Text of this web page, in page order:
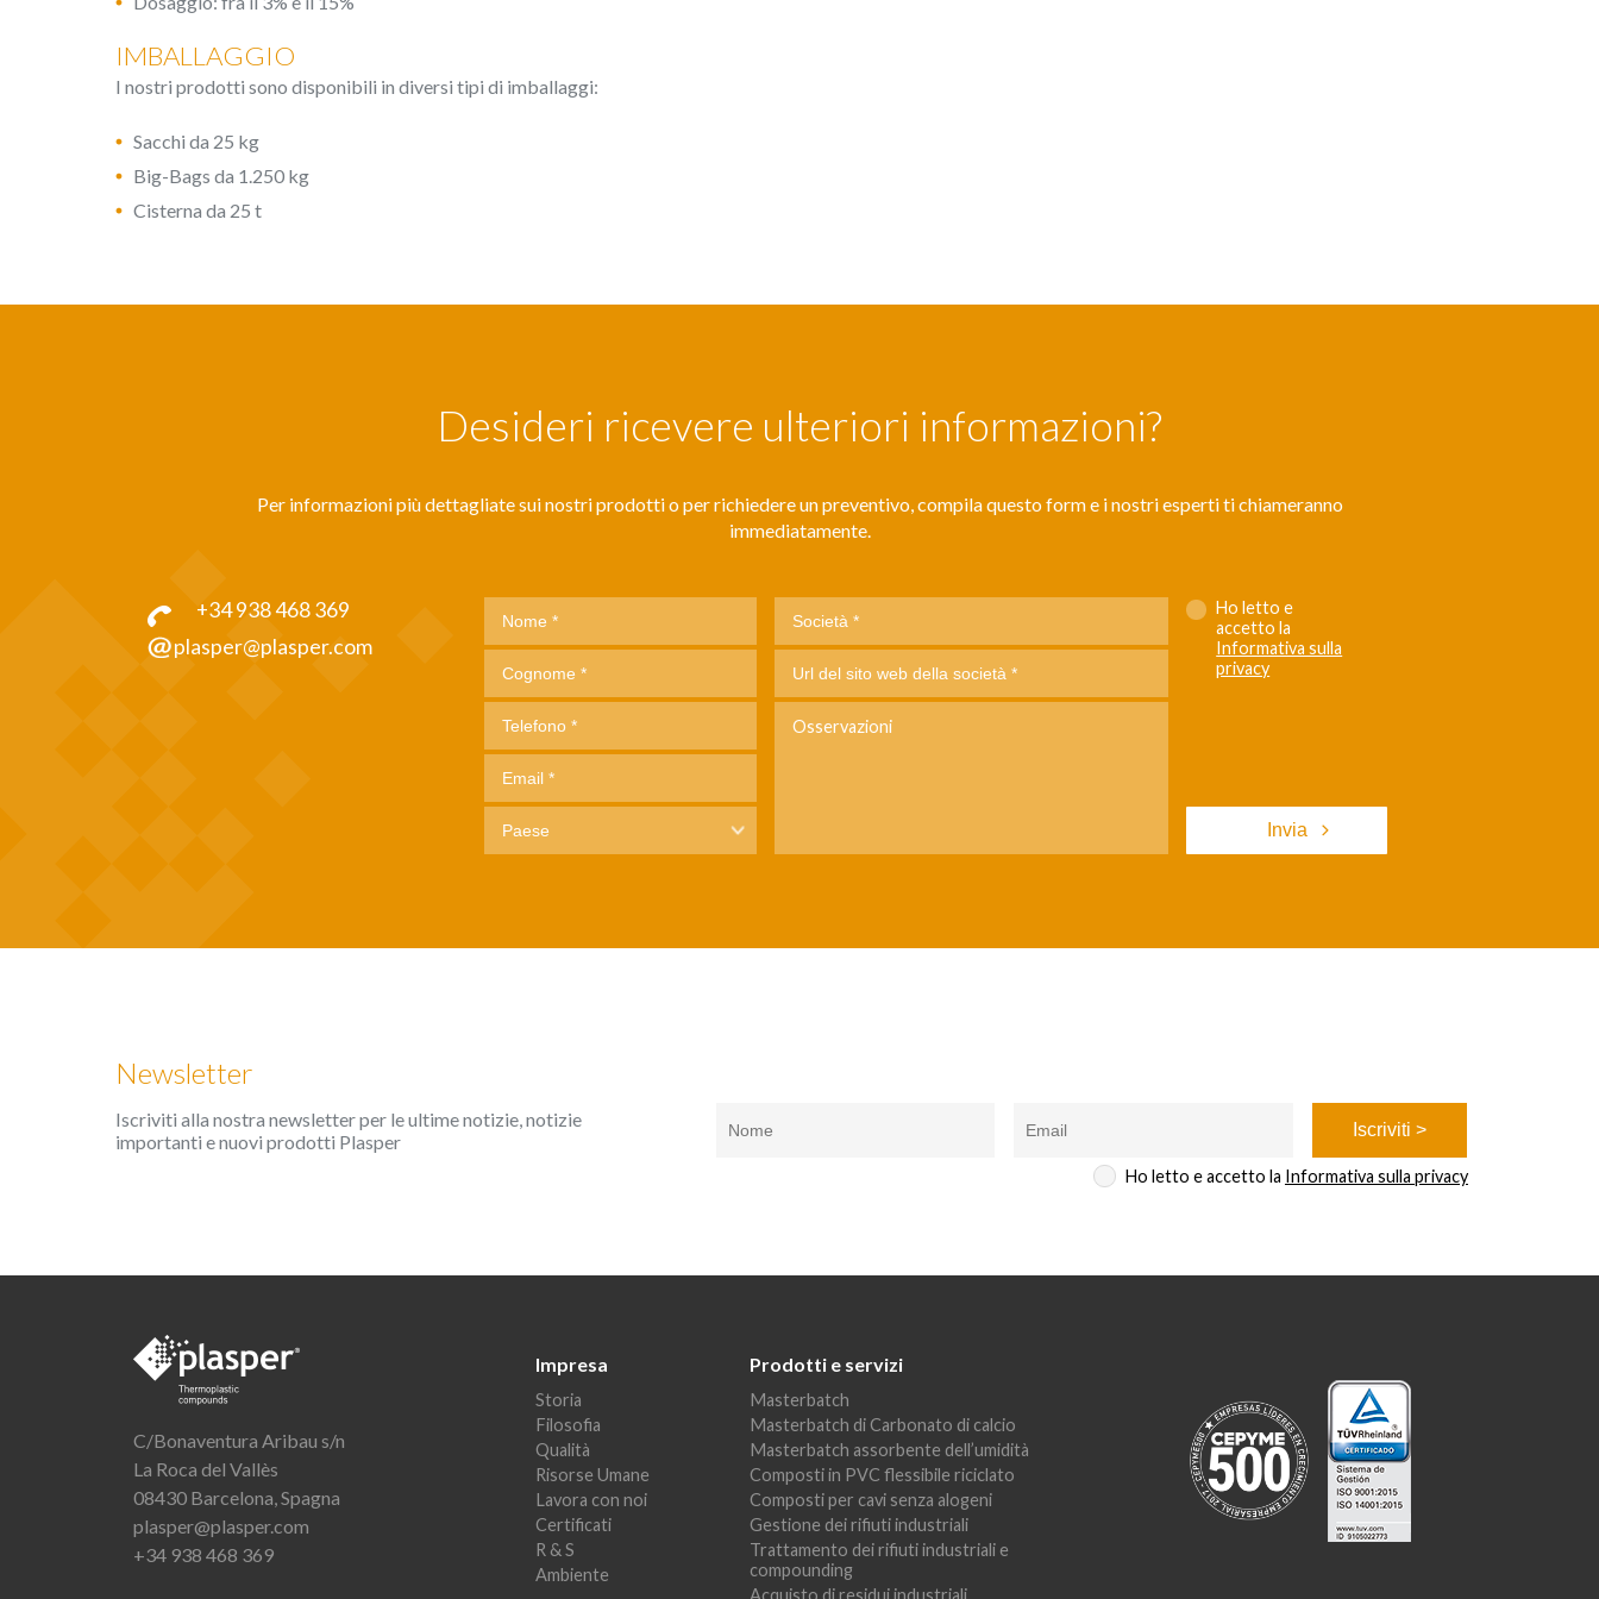
IMBALLAGGIO
I nostri prodotti sono disponibili in diversi tipi di imballaggi:
Sacchi da 25 kg
Big-Bags da 1.250 kg
Cisterna da 25 t
Desideri ricevere ulteriori informazioni?
Per informazioni più dettagliate sui nostri prodotti o per richiedere un preventivo, compila questo form e i nostri esperti ti chiameranno
immediatamente.
+34 938 468 369
plasper@plasper.com
Ho letto e
accetto la
Informativa sulla
privacy
Newsletter
Iscriviti alla nostra newsletter per le ultime notizie, notizie
importanti e nuovi prodotti Plasper
Ho letto e accetto la Informativa sulla privacy
C/Bonaventura Aribau s/n
La Roca del Vallès
08430 Barcelona, Spagna
plasper@plasper.com
+34 938 468 369
Impresa
Storia
Filosofia
Qualità
Risorse Umane
Lavora con noi
Certificati
R & S
Ambiente
Prodotti e servizi
Masterbatch
Masterbatch di Carbonato di calcio
Masterbatch assorbente dell’umidità
Composti in PVC flessibile riciclato
Composti per cavi senza alogeni
Gestione dei rifiuti industriali
Trattamento dei rifiuti industriali e
compounding
Acquisto di residui industriali